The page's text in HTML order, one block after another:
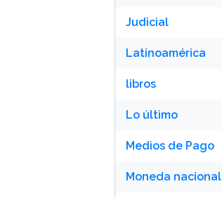
Judicial
Latinoamérica
libros
Lo último
Medios de Pago
Moneda nacional